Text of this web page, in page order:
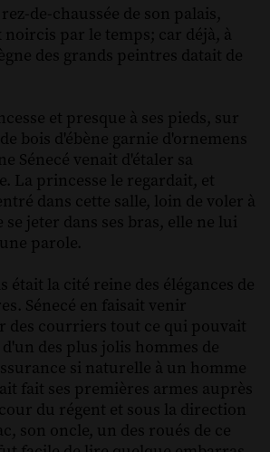
de-chaussée de son palais,
noircis par le temps; car déjà, à
des grands peintres datait de
et presque à ses pieds, sur
bois d'ébène garnie d'ornemens
Sénecé venait d'étaler sa
La princesse le regardait, et
dans cette salle, loin de voler à
jeter dans ses bras, elle ne lui
parole.
était la cité reine des élégances de
Sénecé en faisait venir
des courriers tout ce qui pouvait
des plus jolis hommes de
si naturelle à un homme
fait ses premières armes auprès
du régent et sous la direction
son oncle, un des roués de ce